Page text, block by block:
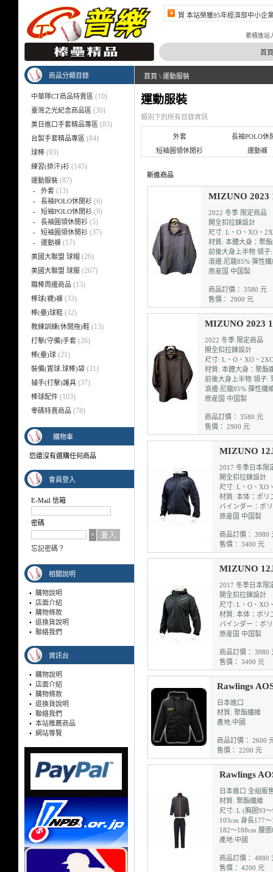
賀 本站榮獲96年經濟部中小企
賀 本站榮獲95年經濟部中小企
累積進站
首頁
商品分類目錄
中華隊CT商品特賣區 (10)
臺灣之光紀念商品區 (30)
美日進口手套精品專區 (83)
台製手套精品專區 (84)
球棒 (93)
練習(排汗)衫 (145)
運動服裝 (87)
- 外套 (13)
- 長袖POLO休閒衫 (6)
- 短袖POLO休閒衫 (9)
- 長袖圓領休閒衫 (5)
- 短袖圓領休閒衫 (37)
- 運動褲 (17)
美國大聯盟 球帽 (26)
美國大聯盟 球服 (267)
職棒周邊商品 (13)
棒球(襪)褲 (33)
棒(壘)球鞋 (32)
教練訓練(休閒拖)鞋 (13)
打擊(守備)手套 (26)
棒(壘)球 (21)
裝備(置球.球棒)袋 (31)
捕手(打擊)護具 (37)
棒球配件 (103)
零碼特賣商品 (78)
購物車
您還沒有選購任何商品
會員登入
E-Mail 信箱
密碼
忘記密碼？
相關說明
• 購物說明
• 店面介紹
• 購物條款
• 退換貨說明
• 聯絡我們
資訊台
• 購物說明
• 店面介紹
• 購物條款
• 退換貨說明
• 聯絡我們
• 本站推薦商品
• 網站導覽
首頁 \ 運動服裝
運動服裝
類別下的所有目錄資訊
外套
長袖POLO休
短袖圓領休閒衫
運動褲
新進商品
MIZUNO 2023
2022 冬季 限定商品
開全扣拉鍊設計
尺寸: L、O、XO、
材質: 本體大身：聚
前後大身上半物 領子
滾邊:尼龍85% 彈性纖
原産国 中国製
商品訂價： 3580 元
售價： 2900 元
MIZUNO 2023
2022 冬季 限定商品
開全扣拉鍊設計
尺寸: L、O、XO、
材質: 本體大身：聚酯
前後大身上半物 領子:
滾邊:尼龍85% 彈性纖
原産国 中国製
商品訂價： 3580 元
售價： 2900 元
MIZUNO
2017 冬季日本限
開全扣拉鍊設計
尺寸: L、O、XO
材質: 本体：ポ
バインダー：ポ
原産国 中国製
商品訂價： 3980
售價： 3400 元
MIZUNO
2017 冬季日本限
開全扣拉鍊設計
尺寸: L、O、XO
材質: 本体：ポ
バインダー：ポ
原産国 中国製
商品訂價： 3980
售價： 3400 元
Rawlings
日本進口
材質: 聚酯纖維
產地:中國
商品訂價： 2600
售價： 2200 元
Rawlings
日本進口 全組販
材質: 聚酯纖維
尺寸: L (胸囲93
103cm 身長177
182～188cm 腰
產地:中國
商品訂價： 4880
售價： 4200 元